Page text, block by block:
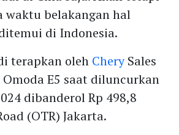
waktu belakangan hal
di Indonesia.
terapkan oleh CherySales
Omoda E5 saat diluncurkan
dibanderol Rp 498,8
(OTR) Jakarta.